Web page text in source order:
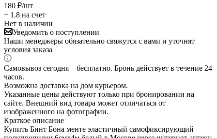
180 ₽/шт
+ 1.8 на счет
Нет в наличии
Уведомить о поступлении
Наши менеджеры обязательно свяжутся с вами и уточнят
условия заказа
Самовывоз сегодня – бесплатно. Бронь действует в течение 24
часов.
Возможна доставка на дом курьером.
Указанные цены действуют только при бронировании на
сайте. Внешний вид товара может отличаться от
изображенного на фотографии.
Краткое описание
Купить Бинт Бона менте эластичный самофиксирующий